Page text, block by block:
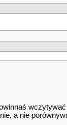
a nie